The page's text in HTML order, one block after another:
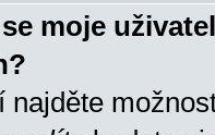
moje
najděte